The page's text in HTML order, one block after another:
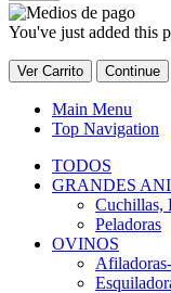
You've just added this
Ver Carrito Continue
Main Menu
Top Navigation
TODOS
GRANDES
Cuchillas,
Peladoras
OVINOS